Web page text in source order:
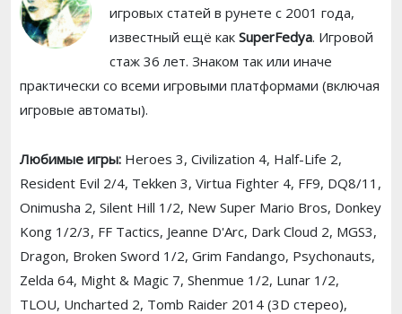
игровых статей в рунете с 2001 года,
известный ещё как SuperFedya. Игровой
стаж 36 лет. Знаком так или иначе
практически со всеми игровыми платформами (включая
игровые автоматы).
Любимые игры: Heroes 3, Civilization 4, Half-Life 2,
Resident Evil 2/4, Tekken 3, Virtua Fighter 4, FF9, DQ8/11,
Onimusha 2, Silent Hill 1/2, New Super Mario Bros, Donkey
Kong 1/2/3, FF Tactics, Jeanne D'Arc, Dark Cloud 2, MGS3,
Dragon, Broken Sword 1/2, Grim Fandango, Psychonauts,
Zelda 64, Might & Magic 7, Shenmue 1/2, Lunar 1/2,
TLOU, Uncharted 2, Tomb Raider 2014 (3D стерео),